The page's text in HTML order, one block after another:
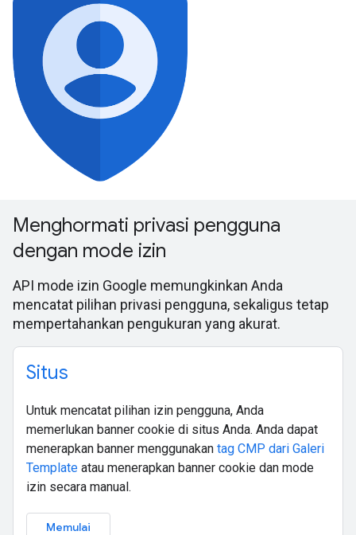
Menghormati privasi pengguna
dengan mode izin
API mode izin Google memungkinkan Anda
mencatat pilihan privasi pengguna, sekaligus tetap
mempertahankan pengukuran yang akurat.
Situs
Untuk mencatat pilihan izin pengguna, Anda
memerlukan banner cookie di situs Anda. Anda dapat
menerapkan banner menggunakan tag CMP dari Galeri
Template atau menerapkan banner cookie dan mode
izin secara manual.
Memulai